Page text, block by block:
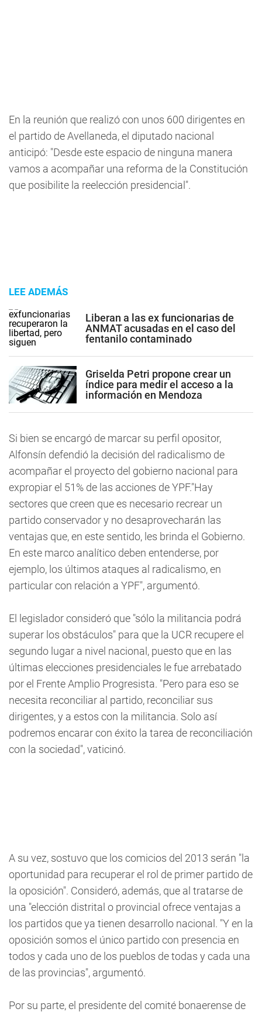
En la reunión que realizó con unos 600 dirigentes en
el partido de Avellaneda, el diputado nacional
anticipó: "Desde este espacio de ninguna manera
vamos a acompañar una reforma de la Constitución
que posibilite la reelección presidencial".
LEE ADEMÁS
Liberan a las ex funcionarias de
ANMAT acusadas en el caso del
fentanilo contaminado
Griselda Petri propone crear un
índice para medir el acceso a la
información en Mendoza
Si bien se encargó de marcar su perfil opositor,
Alfonsín defendió la decisión del radicalismo de
acompañar el proyecto del gobierno nacional para
expropiar el 51% de las acciones de YPF."Hay
sectores que creen que es necesario recrear un
partido conservador y no desaprovecharán las
ventajas que, en este sentido, les brinda el Gobierno.
En este marco analítico deben entenderse, por
ejemplo, los últimos ataques al radicalismo, en
particular con relación a YPF", argumentó.
El legislador consideró que "sólo la militancia podrá
superar los obstáculos" para que la UCR recupere el
segundo lugar a nivel nacional, puesto que en las
últimas elecciones presidenciales le fue arrebatado
por el Frente Amplio Progresista. "Pero para eso se
necesita reconciliar al partido, reconciliar sus
dirigentes, y a estos con la militancia. Solo así
podremos encarar con éxito la tarea de reconciliación
con la sociedad", vaticinó.
A su vez, sostuvo que los comicios del 2013 serán "la
oportunidad para recuperar el rol de primer partido de
la oposición". Consideró, además, que al tratarse de
una "elección distrital o provincial ofrece ventajas a
los partidos que ya tienen desarrollo nacional. "Y en la
oposición somos el único partido con presencia en
todos y cada uno de los pueblos de todas y cada una
de las provincias", argumentó.
Por su parte, el presidente del comité bonaerense de